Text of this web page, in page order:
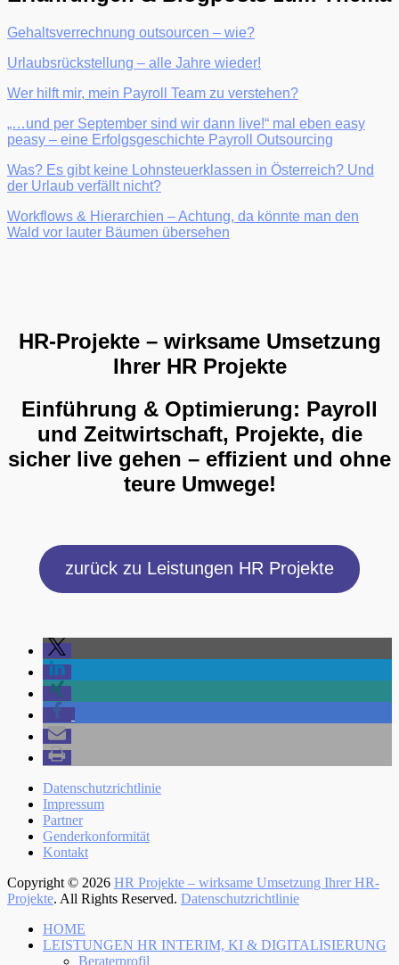
Gehaltsverrechnung outsourcen – wie?
Urlaubsrückstellung – alle Jahre wieder!
Wer hilft mir, mein Payroll Team zu verstehen?
„…und per September sind wir dann live!“ mal eben easy
peasy – eine Erfolgsgeschichte Payroll Outsourcing
Was? Es gibt keine Lohnsteuerklassen in Österreich? Und
der Urlaub verfällt nicht?
Workflows & Hierarchien – Achtung, da könnte man den
Wald vor lauter Bäumen übersehen
HR-Projekte – wirksame Umsetzung
Ihrer HR Projekte
Einführung & Optimierung: Payroll
und Zeitwirtschaft, Projekte, die
sicher live gehen – effizient und ohne
teure Umwege!
zurück zu Leistungen HR Projekte
Menü
Fußzeile
Zum
Inhalt:
Datenschutzrichtlinie
Impressum
Partner
Genderkonformität
Kontakt
Copyright © 2026 HR Projekte – wirksame Umsetzung Ihrer HR-
Projekte. All Rights Reserved. Datenschutzrichtlinie
oben
HOME
LEISTUNGEN HR INTERIM, KI & DIGITALISIERUNG
Beraterprofil